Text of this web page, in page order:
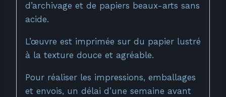
d’archivage et de papiers beaux-arts sans
acide.
L’œuvre est imprimée sur du papier lustré
à la texture douce et agréable.
Pour réaliser les impressions, emballages
et envois, un délai d’une semaine avant